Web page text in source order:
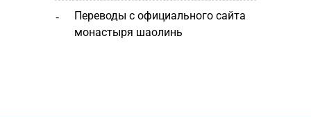
переводы с официального сайта
монастыря шаолинь